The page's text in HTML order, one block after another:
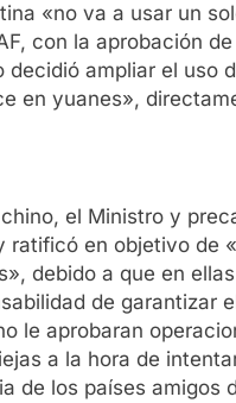
«no va a usar un
con la aprobación
ampliar el
en yuanes»,
el Ministro y
en objetivo
debido a que en
de
le aprobaran
a la hora de
de los países